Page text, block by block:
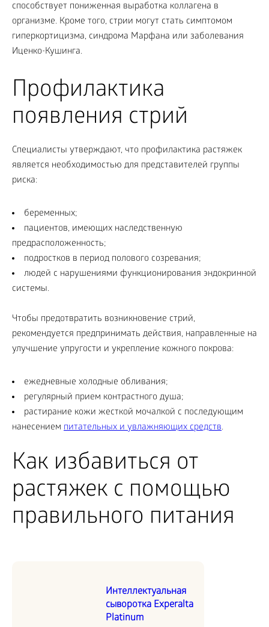
способствует пониженная выработка коллагена в
организме. Кроме того, стрии могут стать симптомом
гиперкортицизма, синдрома Марфана или заболевания
Иценко-Кушинга.
Профилактика
появления стрий
Специалисты утверждают, что профилактика растяжек
является необходимостью для представителей группы
риска:
беременных;
пациентов, имеющих наследственную
предрасположенность;
подростков в период полового созревания;
людей с нарушениями функционирования эндокринной
системы.
Чтобы предотвратить возникновение стрий,
рекомендуется предпринимать действия, направленные на
улучшение упругости и укрепление кожного покрова:
ежедневные холодные обливания;
регулярный прием контрастного душа;
растирание кожи жесткой мочалкой с последующим
нанесением питательных и увлажняющих средств.
Как избавиться от
растяжек с помощью
правильного питания
Интеллектуальная
сыворотка Experalta
Platinum